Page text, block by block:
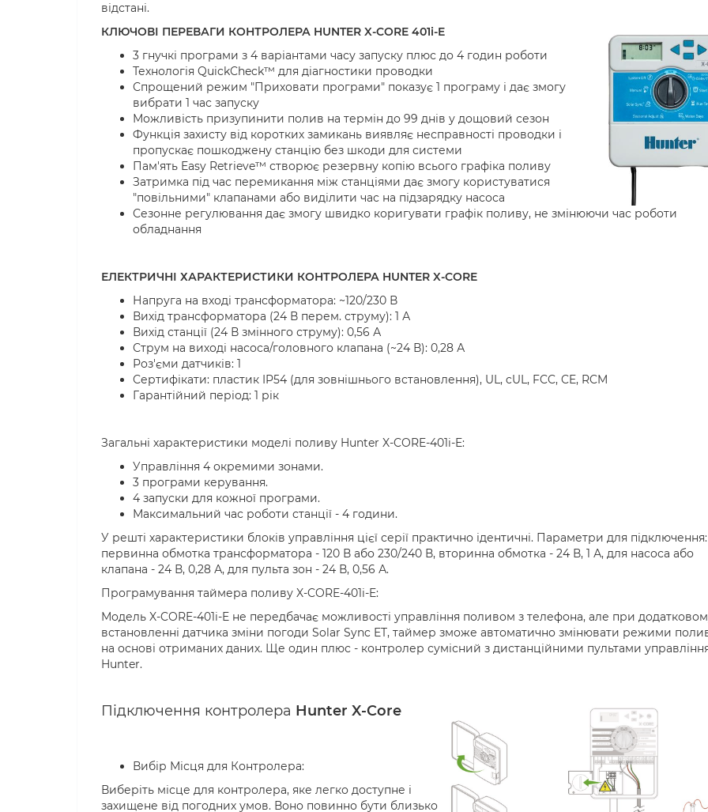
відстані.
КЛЮЧОВІ ПЕРЕВАГИ КОНТРОЛЕРА HUNTER X-CORE 401i-E
3 гнучкі програми з 4 варіантами часу запуску плюс до 4 годин роботи
Технологія QuickCheck™ для діагностики проводки
Спрощений режим "Приховати програми" показує 1 програму і дає змогу
вибрати 1 час запуску
Можливість призупинити полив на термін до 99 днів у дощовий сезон
Функція захисту від коротких замикань виявляє несправності проводки і
пропускає пошкоджену станцію без шкоди для системи
Пам'ять Easy Retrieve™ створює резервну копію всього графіка поливу
Затримка під час перемикання між станціями дає змогу користуватися
"повільними" клапанами або виділити час на підзарядку насоса
Сезонне регулювання дає змогу швидко коригувати графік поливу, не змінюючи час роботи
обладнання
ЕЛЕКТРИЧНІ ХАРАКТЕРИСТИКИ КОНТРОЛЕРА HUNTER X-CORE
Напруга на вході трансформатора: ~120/230 В
Вихід трансформатора (24 В перем. струму): 1 А
Вихід станції (24 В змінного струму): 0,56 А
Струм на виході насоса/головного клапана (~24 В): 0,28 А
Роз'єми датчиків: 1
Сертифікати: пластик IP54 (для зовнішнього встановлення), UL, cUL, FCC, CE, RCM
Гарантійний період: 1 рік
Загальні характеристики моделі поливу Hunter X-CORE-401i-E:
Управління 4 окремими зонами.
3 програми керування.
4 запуски для кожної програми.
Максимальний час роботи станції - 4 години.
У решті характеристики блоків управління цієї серії практично ідентичні. Параметри для підключення:
первинна обмотка трансформатора - 120 В або 230/240 В, вторинна обмотка - 24 В, 1 А, для насоса або
клапана - 24 В, 0,28 А, для пульта зон - 24 В, 0,56 А.
Програмування таймера поливу X-CORE-401i-E:
Модель X-CORE-401i-E не передбачає можливості управління поливом з телефона, але при
встановленні датчика зміни погоди Solar Sync ET, таймер зможе автоматично змінювати режими
на основі отриманих даних. Ще один плюс - контролер сумісний з дистанційними пультами
Hunter.
Підключення контролера Hunter X-Core
Вибір Місця для Контролера:
Виберіть місце для контролера, яке легко доступне і
захищене від погодних умов. Воно повинно бути близько